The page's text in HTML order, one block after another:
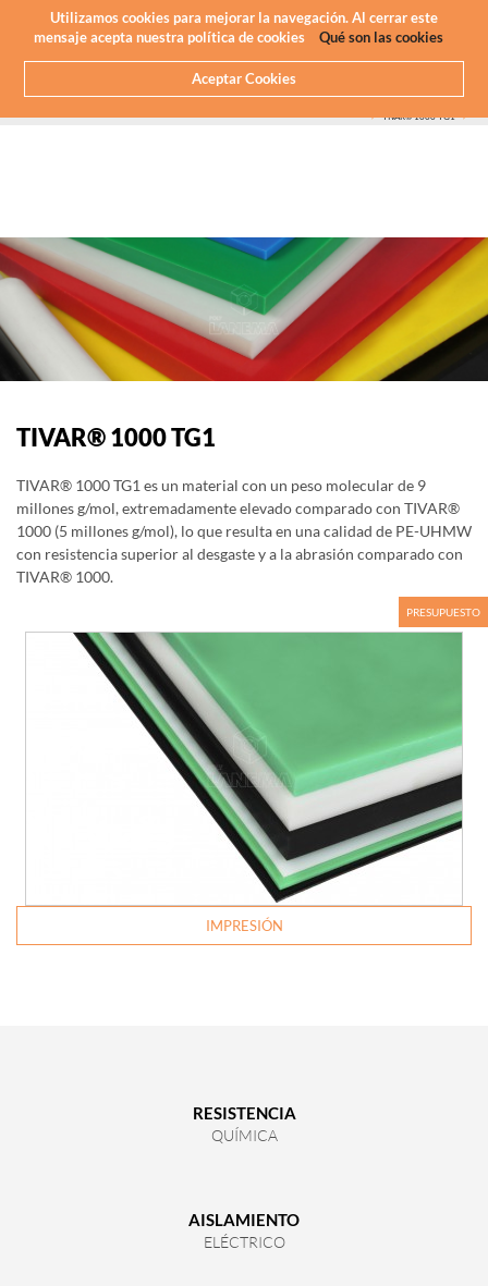
Utilizamos cookies para mejorar la navegación. Al cerrar este
mensaje acepta nuestra política de cookies
Qué son las cookies
Aceptar Cookies
Newsletter
TIVAR® 1000 TG1
TIVAR® 1000 TG1
TIVAR® 1000 TG1 es un material con un peso molecular de 9
millones g/mol, extremadamente elevado comparado con TIVAR®
1000 (5 millones g/mol), lo que resulta en una calidad de PE-UHMW
con resistencia superior al desgaste y a la abrasión comparado con
TIVAR® 1000.
IMPRESIÓN
RESISTENCIA
QUÍMICA
AISLAMIENTO
ELÉCTRICO
PRESUPUESTO